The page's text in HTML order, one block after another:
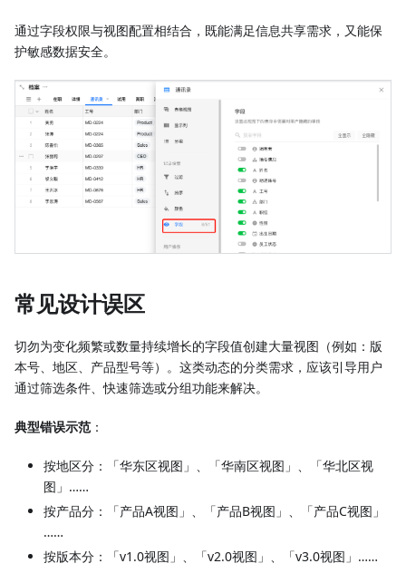
通过字段权限与视图配置相结合，既能满足信息共享需求，又能保
护敏感数据安全。
常见设计误区
切勿为变化频繁或数量持续增长的字段值创建大量视图（例如：版
本号、地区、产品型号等）。这类动态的分类需求，应该引导用户
通过筛选条件、快速筛选或分组功能来解决。
典型错误示范 ：
按地区分：「华东区视图」、「华南区视图」、「华北区视
图」……
按产品分：「产品A视图」、「产品B视图」、「产品C视图」
……
按版本分：「v1.0视图」、「v2.0视图」、「v3.0视图」……